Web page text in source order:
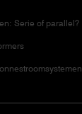
Serie of parallel?